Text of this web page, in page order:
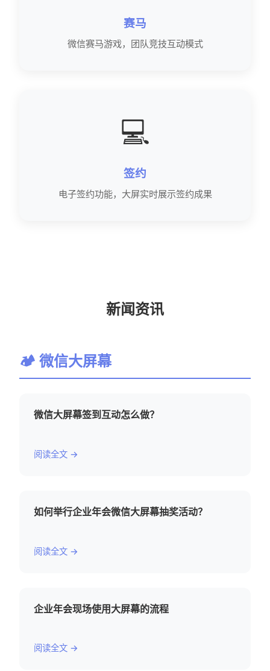
赛马
微信赛马游戏，团队竞技互动模式
💻
签约
电子签约功能，大屏实时展示签约成果
新闻资讯
🏕 微信大屏幕
微信大屏幕签到互动怎么做？
阅读全文 →
如何举行企业年会微信大屏幕抽奖活动？
阅读全文 →
企业年会现场使用大屏幕的流程
阅读全文 →